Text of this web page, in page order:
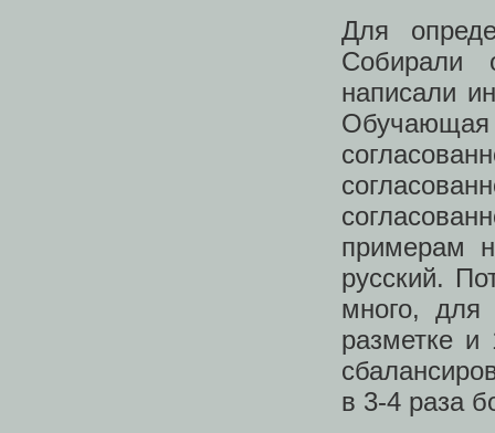
Для
Собирали
написали
примерам
русский.
много, для
разметке
в 3-4 раза